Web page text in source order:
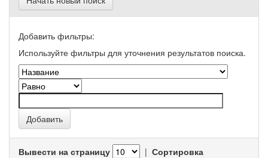
Добавить фильтры:
Используйте фильтры для уточнения результатов поиска.
Вывести на страницу | Сортировка